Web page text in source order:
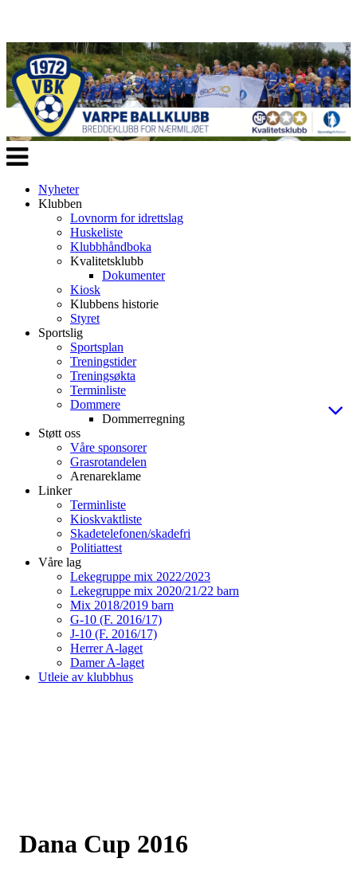
Veksle
navigasjon
Nyheter
Klubben
Lovnorm for idrettslag
Huskeliste
Klubbhåndboka
Kvalitetsklubb
Dokumenter
Kiosk
Klubbens historie
Styret
Sportslig
Sportsplan
Treningstider
Treningsøkta
Terminliste
Dommere
Dommerregning
Støtt oss
Våre sponsorer
Grasrotandelen
Arenareklame
Linker
Terminliste
Kioskvaktliste
Skadetelefonen/skadefri
Politiattest
Våre lag
Lekegruppe mix 2022/2023
Lekegruppe mix 2020/21/22 barn
Mix 2018/2019 barn
G-10 (F. 2016/17)
J-10 (F. 2016/17)
Herrer A-laget
Damer A-laget
Utleie av klubbhus
Dana Cup 2016